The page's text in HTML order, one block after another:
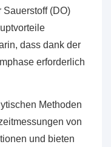
Sauerstoff (DO)
dass dank der
erforderlich
Methoden
von
und bieten